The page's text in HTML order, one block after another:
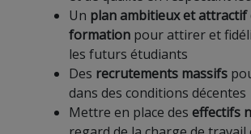
Un plan ambitieux et attractif
formation pour attirer et
les futurs étudiants
Des recrutements massifs
dans des conditions décentes
Mettre en place des effectifs